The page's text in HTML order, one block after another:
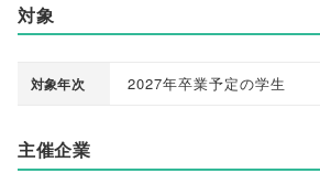
対象
対象年次 2027年卒業予定の学生
主催企業